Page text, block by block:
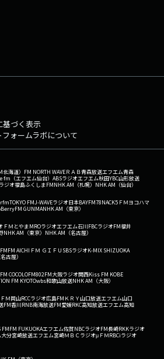
基づく表示
ォームラボについて
海道） FM NORTH WAVEＲＡＢ青森放送エフエム青森
fm（エフエム仙台） ABSラジオエフエム秋田YBC山形放送
ジオ福島ふくしまFMNHK AM（札幌） NHK AM（仙台）
TOKYO FMJ-WAVEラジオ日本BAYFM78NACK5 ＦＭヨコハマ
FM GUNMANHK AM（東京）
ＦＭとやまMROラジオエフエム石川FBCラジオFM福井
NHK AM（東京） NHK AM（名古屋）
FM AICHI ＦＭ ＧＩＦＵ SBSラジオK-MIX SHIZUOKA
古屋）
FM COCOLOFM802FM大阪ラジオ関西Kiss FM KOBE
FM KYOTOwbs和歌山放送NHK AM（大阪）
ＦＭ岡山RCCラジオ広島FM ＫＲＹ山口放送エフエム山口
FM香川RNB南海放送FM愛媛RKC高知放送エフエム高知
FMFM FUKUOKAエフエム佐賀NBCラジオFM長崎RKKラジオ
分宮崎放送エフエム宮崎ＭＢＣラジオμＦＭRBCiラジオ